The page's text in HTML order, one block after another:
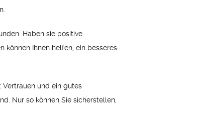
Haben sie positive
können Ihnen helfen, ein besseres
und ein gutes
Nur so können Sie sicherstellen,